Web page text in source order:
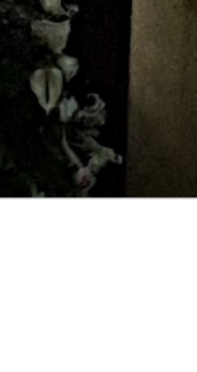
Saltar
contenido